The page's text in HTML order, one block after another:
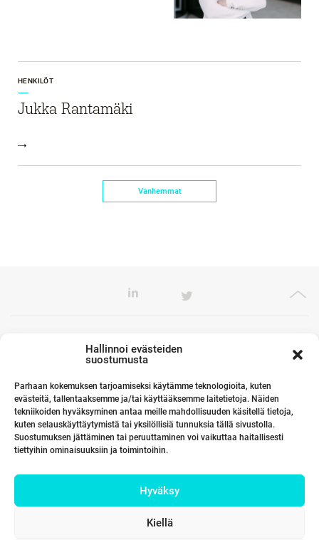
Hallinnoi evästeiden
suostumusta
Parhaan kokemuksen tarjoamiseksi käytämme teknologioita, kuten
evästeitä, tallentaaksemme ja/tai käyttääksemme laitetietoja. Näiden
tekniikoiden hyväksyminen antaa meille mahdollisuuden käsitellä tietoja,
kuten selauskäyttäytymistä tai yksilöllisiä tunnuksia tällä sivustolla.
Suostumuksen jättäminen tai peruuttaminen voi vaikuttaa haitallisesti
tiettyihin ominaisuuksiin ja toimintoihin.
Hyväksy
Kiellä
HENKILÖT
Jukka Rantamäki
Vanhemmat
Toimistomme Euroopassa
Kumppanimme maailmalla